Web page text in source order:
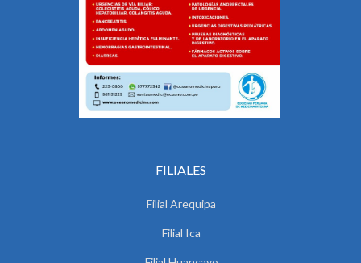
FILIALES
Filial Arequipa
Filial Ica